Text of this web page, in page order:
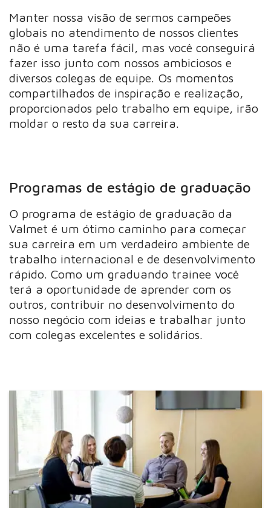
Manter nossa visão de sermos campeões
globais no atendimento de nossos clientes
não é uma tarefa fácil, mas você conseguirá
fazer isso junto com nossos ambiciosos e
diversos colegas de equipe. Os momentos
compartilhados de inspiração e realização,
proporcionados pelo trabalho em equipe, irão
moldar o resto da sua carreira.
Programas de estágio de graduação
O programa de estágio de graduação da
Valmet é um ótimo caminho para começar
sua carreira em um verdadeiro ambiente de
trabalho internacional e de desenvolvimento
rápido. Como um graduando trainee você
terá a oportunidade de aprender com os
outros, contribuir no desenvolvimento do
nosso negócio com ideias e trabalhar junto
com colegas excelentes e solidários.